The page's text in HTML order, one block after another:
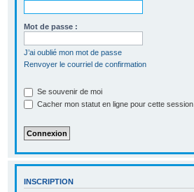
Mot de passe :
J’ai oublié mon mot de passe
Renvoyer le courriel de confirmation
Se souvenir de moi
Cacher mon statut en ligne pour cette session
INSCRIPTION